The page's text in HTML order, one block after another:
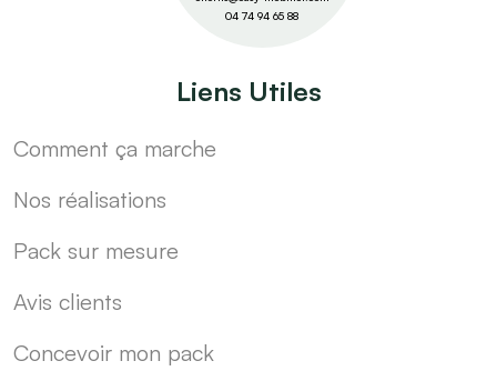
04 74 94 65 88
Liens Utiles
Comment ça marche
Nos réalisations
Pack sur mesure
Avis clients
Concevoir mon pack